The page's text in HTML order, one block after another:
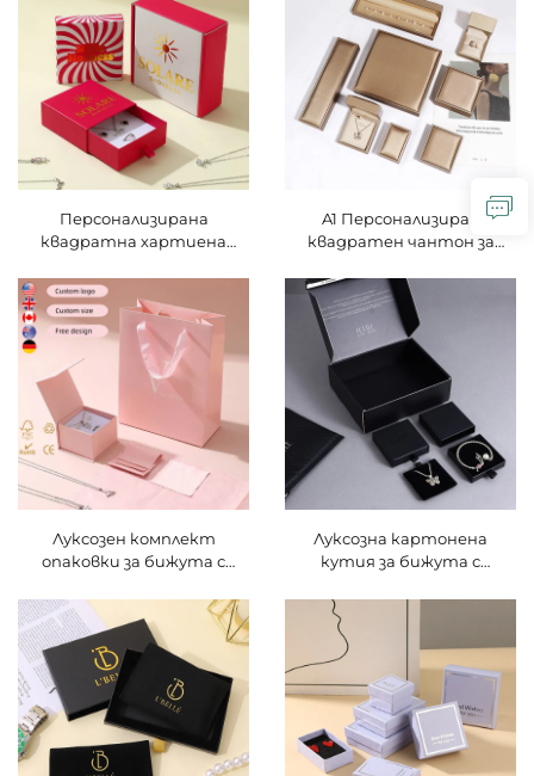
индивидуални размер и
форма, с ембосирано/
дебосирано логотип
хартиена кутия с
фирмено оформление и
вградена подложка за
бутик магазини
Персонализирана
квадратна хартиена
бижута с лого, твърда
опаковка за изпращане на
огърлици, пръстени и
подвески, люкс кутия за
съхранение с чекмедже
A1 Персонализиран
квадратен чантон за
сватби, преносим и
подходящ за пътуване, за
съхранение на пръстени,
огърлици и гривни,
Луксозен комплект
опаковки за бижута с
кутии за огърлици,
пръстени и обеци заедно с
хартиена торбичка,
търговия на едро,
персонализиран комплект
кутии за бижута на едро
Луксозна картонена
кутия за бижута с
персонализиран лого,
кутия-чекмедже с
панделка за дръжка за
опаковане на огърлици,
пръстени, обеци и гривни